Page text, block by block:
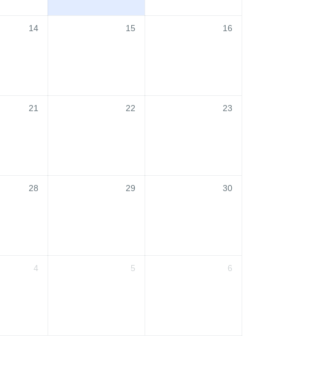
14 15 16
21 22 23
28 29 30
4 5 6